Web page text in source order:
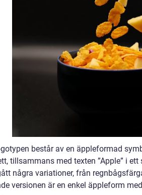
består av en äppleformad
tillsammans med texten ”Apple” i
några variationer, från
versionen är en enkel äppleform